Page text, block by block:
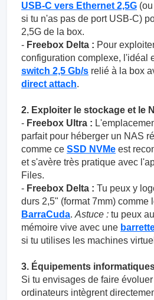
USB-C vers Ethernet 2,5G
si tu n'as pas de port USB-C)
2,5G de la box.
- Freebox Delta : Pour
configuration complexe, l'idéal
switch 2,5 Gb/s relié à la box
direct attach.
2. Exploiter le stockage et le
- Freebox Ultra :
parfait pour héberger un NAS
comme ce SSD NVMe est
et s'avère très pratique avec
Files.
- Freebox Delta : Tu peux y
durs 2,5" (format 7mm) comme
BarraCuda. Astuce : tu peux
mémoire vive avec une
si tu utilises les machines
3. Équipements
Si tu envisages de faire
ordinateurs intègrent